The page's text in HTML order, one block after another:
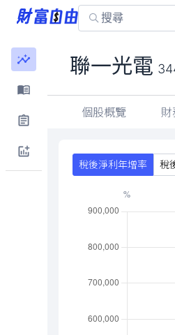
聯一光電
個股概覽 財
稅後淨利年增率 稅